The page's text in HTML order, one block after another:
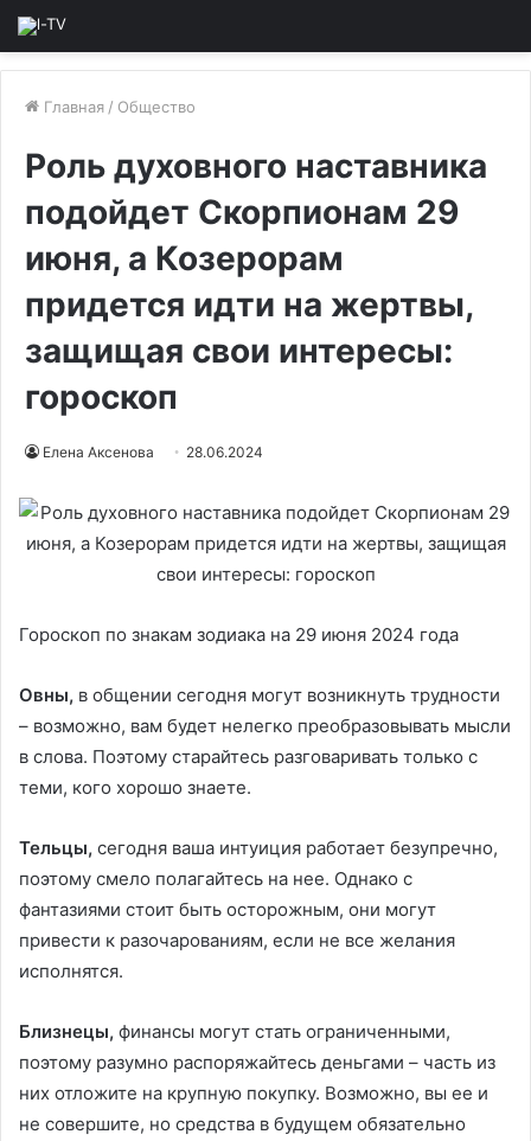
Главная / Общество
Роль духовного наставника
подойдет Скорпионам 29
июня, а Козерорам
придется идти на жертвы,
защищая свои интересы:
гороскоп
Елена Аксенова 28.06.2024
Гороскоп по знакам зодиака на 29 июня 2024 года
Овны, в общении сегодня могут возникнуть трудности
– возможно, вам будет нелегко преобразовывать мысли
в слова. Поэтому старайтесь разговаривать только с
теми, кого хорошо знаете.
Тельцы, сегодня ваша интуиция работает безупречно,
поэтому смело полагайтесь на нее. Однако с
фантазиями стоит быть осторожным, они могут
привести к разочарованиям, если не все желания
исполнятся.
Близнецы, финансы могут стать ограниченными,
поэтому разумно распоряжайтесь деньгами – часть из
них отложите на крупную покупку. Возможно, вы ее и
не совершите, но средства в будущем обязательно